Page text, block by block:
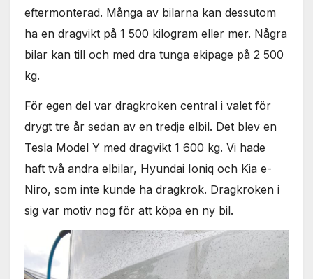
eftermonterad. Många av bilarna kan dessutom
ha en dragvikt på 1 500 kilogram eller mer. Några
bilar kan till och med dra tunga ekipage på 2 500
kg.
För egen del var dragkroken central i valet för
drygt tre år sedan av en tredje elbil. Det blev en
Tesla Model Y med dragvikt 1 600 kg. Vi hade
haft två andra elbilar, Hyundai Ioniq och Kia e-
Niro, som inte kunde ha dragkrok. Dragkroken i
sig var motiv nog för att köpa en ny bil.